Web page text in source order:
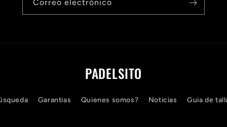
Correo electrónico
PADELSITO
Garantias Quienes somos? Noticias Guia de